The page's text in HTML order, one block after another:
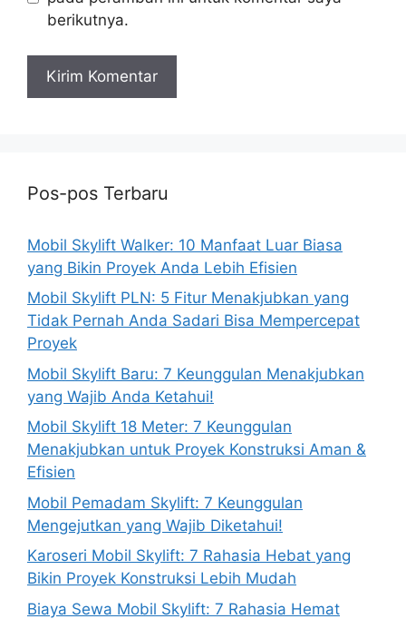
berikutnya.
Pos-pos Terbaru
Mobil Skylift Walker: 10 Manfaat Luar Biasa
yang Bikin Proyek Anda Lebih Efisien
Mobil Skylift PLN: 5 Fitur Menakjubkan yang
Tidak Pernah Anda Sadari Bisa Mempercepat
Proyek
Mobil Skylift Baru: 7 Keunggulan Menakjubkan
yang Wajib Anda Ketahui!
Mobil Skylift 18 Meter: 7 Keunggulan
Menakjubkan untuk Proyek Konstruksi Aman &
Efisien
Mobil Pemadam Skylift: 7 Keunggulan
Mengejutkan yang Wajib Diketahui!
Karoseri Mobil Skylift: 7 Rahasia Hebat yang
Bikin Proyek Konstruksi Lebih Mudah
Biaya Sewa Mobil Skylift: 7 Rahasia Hemat